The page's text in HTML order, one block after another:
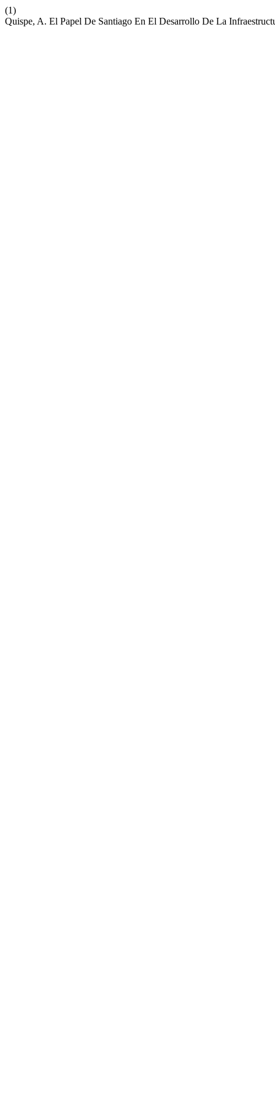
(1)
Quispe, A. El Papel De Santiago En El Desarrollo De La